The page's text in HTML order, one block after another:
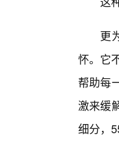
更
怀。它
帮助每
激来缓
细分，